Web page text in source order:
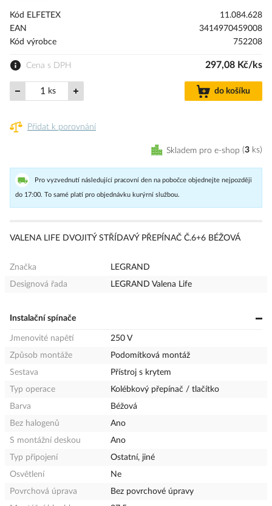
Kód ELFETEX
11.084.628
EAN
3414970459008
Kód výrobce
752208
Cena s DPH 297,08 Kč/ks
ks do košíku
Přidat k porovnání
Skladem pro e-shop 3 ks
Pro vyzvednutí následující pracovní den na pobočce objednejte nejpozději
do 17:00. To samé platí pro objednávku kurýrní službou.
VALENA LIFE DVOJITÝ STŘÍDAVÝ PŘEPÍNAČ Č.6+6 BÉŽOVÁ
Značka
LEGRAND
Designová řada
LEGRAND Valena Life
Instalační spínače
Jmenovité napětí
250 V
Způsob montáže
Podomítková montáž
Sestava
Přístroj s krytem
Typ operace
Kolébkový přepínač / tlačítko
Barva
Béžová
Bez halogenů
Ano
S montážní deskou
Ano
Typ připojení
Ostatní, jiné
Osvětlení
Ne
Povrchová úprava
Bez povrchové úpravy